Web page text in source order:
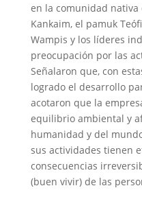
en la comunidad nativa
Kankaim, el pamuk
Wampis y los líderes
preocupación por las
Señalaron que, con
logrado el desarrollo
acotaron que la
equilibrio ambiental y
humanidad y del
sus actividades tienen
consecuencias
(buen vivir) de las